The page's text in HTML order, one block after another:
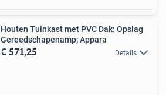
Houten Tuinkast met PVC Dak: Opslag
Gereedschapenamp; Appara
€ 571,25 Details